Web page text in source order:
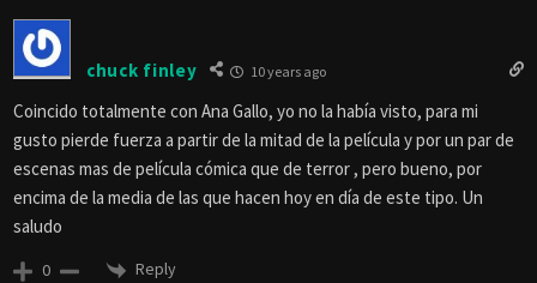
chuck finley 10 years ago
Coincido totalmente con Ana Gallo, yo no la había visto, para mi
gusto pierde fuerza a partir de la mitad de la película y por un par de
escenas mas de película cómica que de terror , pero bueno, por
encima de la media de las que hacen hoy en día de este tipo. Un
saludo
0 Reply